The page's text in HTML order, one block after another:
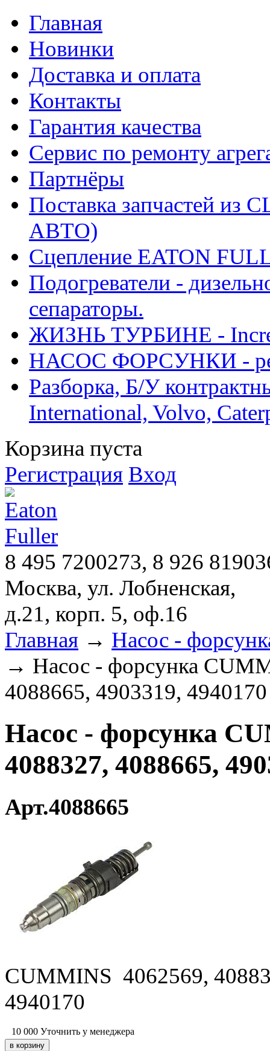
Главная
Новинки
Доставка и оплата
Контакты
Гарантия качества
Сервис по ремонту
Партнёры
Поставка запчастей
АВТО)
Сцепление EATON
Подогреватели -
сепараторы.
ЖИЗНЬ ТУРБИНЕ -
НАСОС ФОРСУНКИ -
Разборка, Б/У
International, Volvo,
Корзина пуста
Регистрация Вход
8 495 7200273, 8 926
Москва, ул. Лобненская,
д.21, корп. 5, оф.16
Главная → Насос -
→ Насос - форсунка
4088665, 4903319, 4940170
Насос - форсунка
4088327, 4088665,
Арт.4088665
CUMMINS 4062569,
4940170
10 000 Уточнить у менеджера